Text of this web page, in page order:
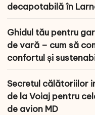
decapotabilă în
Ghidul tău pentru
de vară – cum să
confortul și
Secretul călătoriilor
de la Voiaj pentru
de avion MD